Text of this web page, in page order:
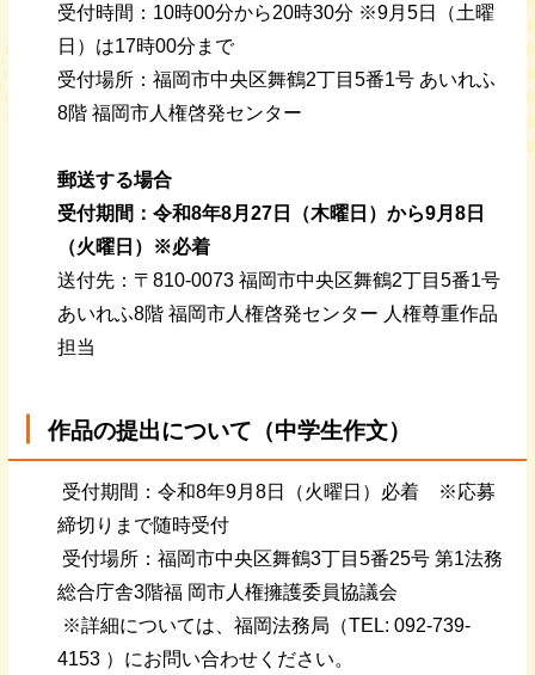
受付時間：10時00分から20時30分 ※9月5日（土曜
日）は17時00分まで
受付場所：福岡市中央区舞鶴2丁目5番1号 あいれふ
8階 福岡市人権啓発センター
郵送する場合
受付期間：令和8年8月27日（木曜日）から9月8日
（火曜日）※必着
送付先：〒810-0073 福岡市中央区舞鶴2丁目5番1号
あいれふ8階 福岡市人権啓発センター 人権尊重作品
担当
作品の提出について（中学生作文）
受付期間：令和8年9月8日（火曜日）必着 ※応募
締切りまで随時受付
受付場所：福岡市中央区舞鶴3丁目5番25号 第1法務
総合庁舎3階福 岡市人権擁護委員協議会
※詳細については、福岡法務局（TEL: 092-739-
4153 ）にお問い合わせください。